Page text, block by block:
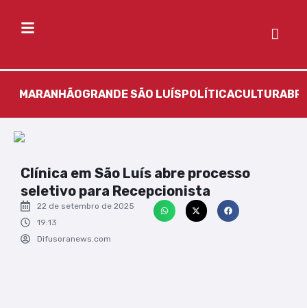
MARANHÃOGRANDE SÃO LUÍSPOLÍTICACULTURA
Clínica em São Luís abre processo
seletivo para Recepcionista
22 de setembro de 2025
19:13
Difusoranews.com